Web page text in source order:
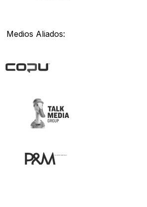
Medios Aliados: